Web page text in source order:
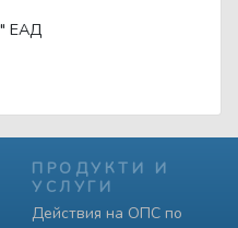
ЕАД
ПРОДУКТИ И
УСЛУГИ
Действия на ОПС по